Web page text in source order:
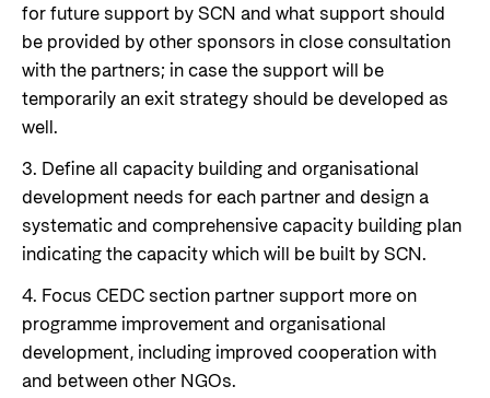
for future support by SCN and what support should
be provided by other sponsors in close consultation
with the partners; in case the support will be
temporarily an exit strategy should be developed as
well.
3. Define all capacity building and organisational
development needs for each partner and design a
systematic and comprehensive capacity building plan
indicating the capacity which will be built by SCN.
4. Focus CEDC section partner support more on
programme improvement and organisational
development, including improved cooperation with
and between other NGOs.